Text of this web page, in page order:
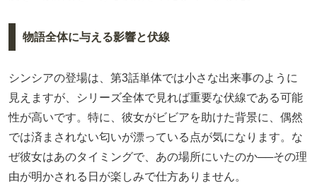
物語全体に与える影響と伏線
シンシアの登場は、第3話単体では小さな出来事のように
見えますが、シリーズ全体で見れば重要な伏線である可能
性が高いです。特に、彼女がビビアを助けた背景に、偶然
では済まされない匂いが漂っている点が気になります。な
ぜ彼女はあのタイミングで、あの場所にいたのか──その理
由が明かされる日が楽しみで仕方ありません。